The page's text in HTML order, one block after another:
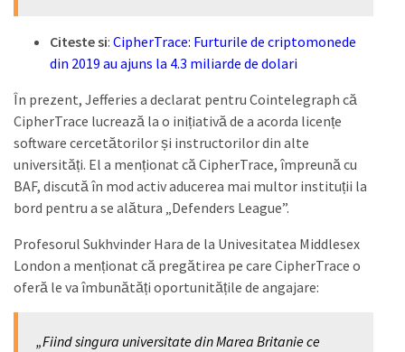
Citeste si: CipherTrace: Furturile de criptomonede
din 2019 au ajuns la 4.3 miliarde de dolari
În prezent, Jefferies a declarat pentru Cointelegraph că
CipherTrace lucrează la o inițiativă de a acorda licențe
software cercetătorilor și instructorilor din alte
universități. El a menționat că CipherTrace, împreună cu
BAF, discută în mod activ aducerea mai multor instituții la
bord pentru a se alătura „Defenders League”.
Profesorul Sukhvinder Hara de la Univesitatea Middlesex
London a menționat că pregătirea pe care CipherTrace o
oferă le va îmbunătăți oportunitățile de angajare:
„Fiind singura universitate din Marea Britanie ce